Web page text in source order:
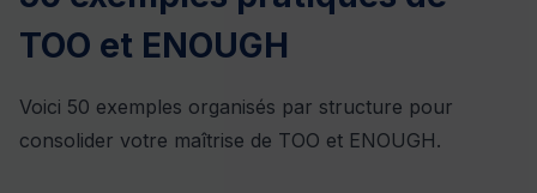
TOO et ENOUGH
Voici 50 exemples organisés par structure pour
consolider votre maîtrise de TOO et ENOUGH.